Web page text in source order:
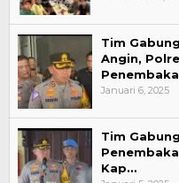
Tim
Angin,
Januari 6, 2025
Tim
Kap…